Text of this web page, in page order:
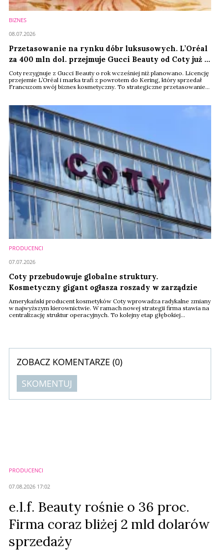
BIZNES
Przetasowanie na rynku dóbr luksusowych. L’Oréal
za 400 mln dol. przejmuje Gucci Beauty od Coty już w
2027 r.
Coty rezygnuje z Gucci Beauty o rok wcześniej niż planowano. Licencję
przejemie L’Oréal i marka trafi z powrotem do Kering, który sprzedał
Francuzom swój biznes kosmetyczny. To strategiczne przetasowanie
08.07.2026
PRODUCENCI
Coty przebudowuje globalne struktury.
Kosmetyczny gigant ogłasza roszady w zarządzie
Amerykański producent kosmetyków Coty wprowadza radykalne zmiany
w najwyższym kierownictwie. W ramach nowej strategii firma stawia na
centralizację struktur operacyjnych. To kolejny etap głębokiej
07.07.2026
ZOBACZ KOMENTARZE (0)
SKOMENTUJ
PRODUCENCI
07.08.2026 17:02
e.l.f. Beauty rośnie o 36 proc.
Firma coraz bliżej 2 mld dolarów
sprzedaży